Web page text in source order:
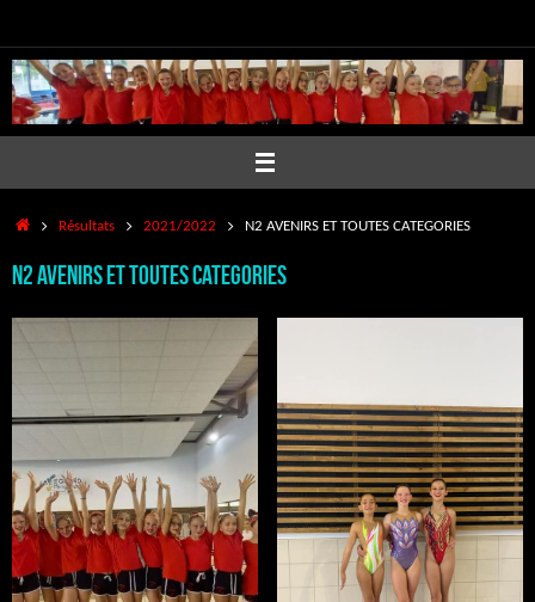
AccueilRésultats 2021/2022 N2 AVENIRS ET TOUTES CATEGORIES
N2 AVENIRS ET TOUTES CATEGORIES